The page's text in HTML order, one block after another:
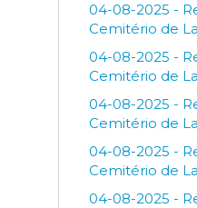
04-08-2025 -
Cemitério de
04-08-2025 -
Cemitério de
04-08-2025 -
Cemitério de
04-08-2025 -
Cemitério de
04-08-2025 -